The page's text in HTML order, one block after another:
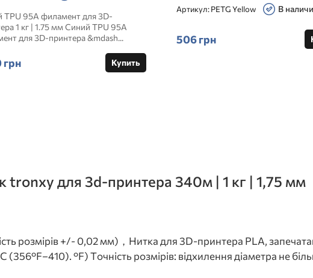
TPU 95A филамент для 3D-
1 кг | 1.75 мм Синий TPU 95A
для 3D-принтера &mdash...
грн Купить
Артикул:PETG Yellow В
506 грн
tronxy для 3d-принтера 340м | 1 кг | 1,75 мм
розмірів +/- 0,02 мм)，Нитка для 3D-принтера PLA,
(356°F–410). °F) Точність розмірів: відхилення діаметра не